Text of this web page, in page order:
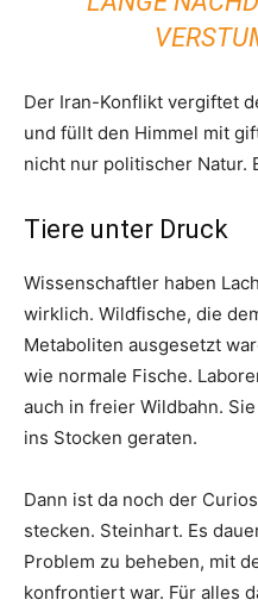
Der Iran-Konflikt vergiftet
und füllt den Himmel mit
nicht nur politischer Natur.
Tiere unter Druck
Wissenschaftler haben
wirklich. Wildfische, die
Metaboliten ausgesetzt
wie normale Fische.
auch in freier Wildbahn.
ins Stocken geraten.
Dann ist da noch der
stecken. Steinhart. Es
Problem zu beheben, mit
konfrontiert war. Für alles